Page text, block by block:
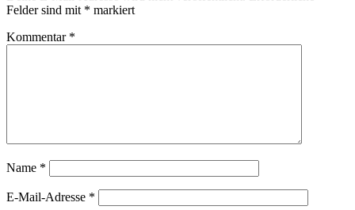
Felder sind mit * markiert
Kommentar *
Name *
E-Mail-Adresse *